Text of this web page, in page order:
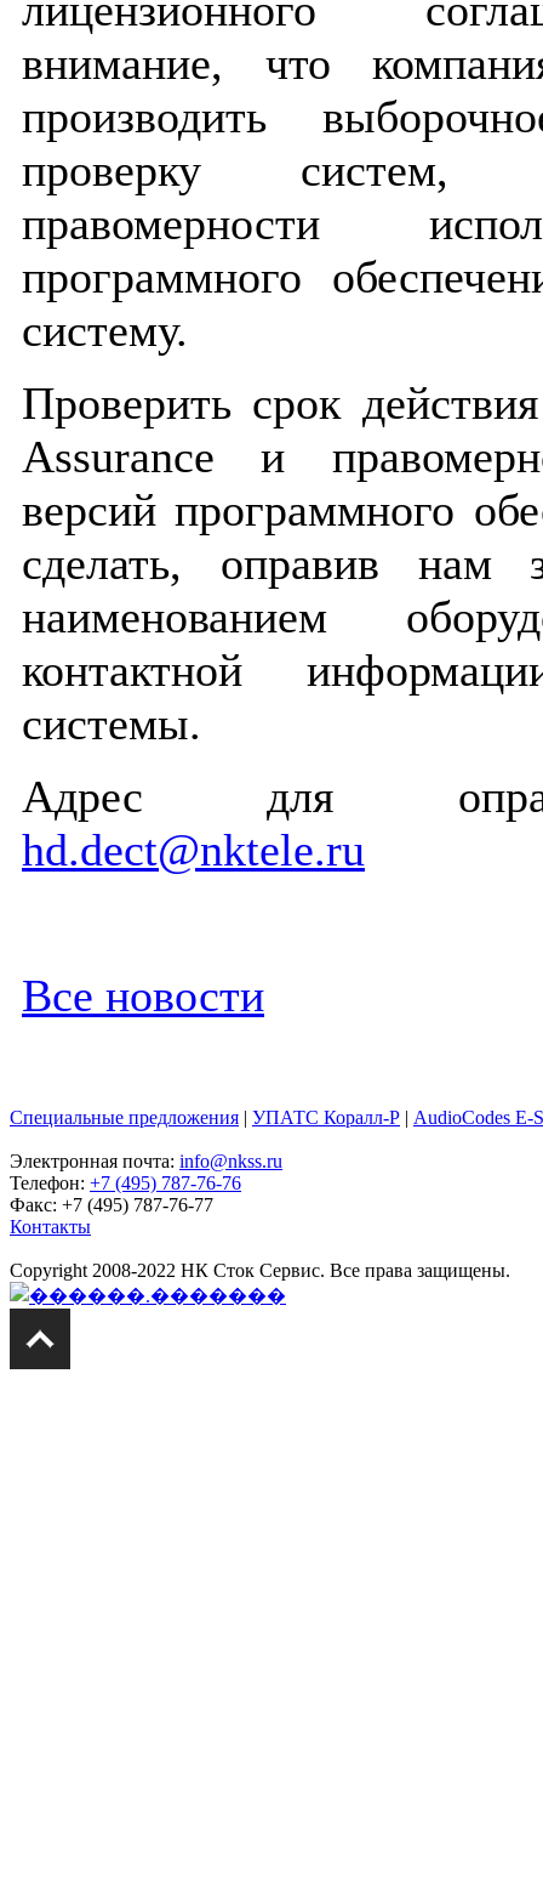
внимание, что
производить
проверку систем,
правомерности
программного
систему.
Проверить срок
Assurance и
версий программного
сделать, оправив нам
наименованием
контактной
системы.
Адрес для
hd.dect@nktele.ru
Все новости
Специальные предложения | УПАТС Коралл-Р | AudioCodes E-
Электронная почта: info@nkss.ru
Телефон: +7 (495) 787-76-76
Факс: +7 (495) 787-76-77
Контакты
Copyright 2008-2022 НК Сток Сервис. Все права защищены.